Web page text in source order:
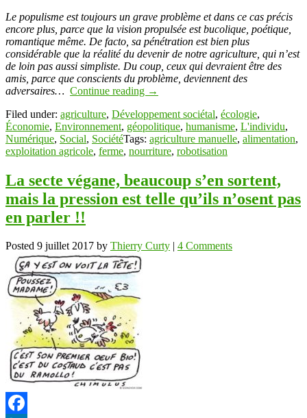
Le populisme est toujours un grave problème et dans ce cas précis
encore plus, parce que la vision propulsée est bucolique, poétique,
romantique même. De facto, sa pénétration est bien plus
considérable que la réalité du devenir de notre agriculture, qui n’est
de loin pas aussi simpliste. Du coup, ceux qui devraient être des
amis, parce que conscients du problème, deviennent des
adversaires… Continue reading →
Filed under: agriculture, Développement sociétal, écologie,
Économie, Environnement, géopolitique, humanisme, L'individu,
Numérique, Social, SociétéTags: agriculture manuelle, alimentation,
exploitation agricole, ferme, nourriture, robotisation
La secte végane, beaucoup s’en sortent,
mais la pression est telle qu’ils n’osent pas
en parler !!
Posted 9 juillet 2017 by Thierry Curty 4 Comments